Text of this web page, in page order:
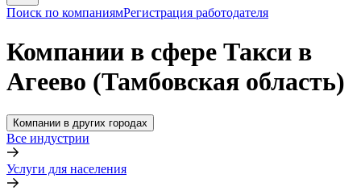
Поиск по компаниямРегистрация работодателя
Компании в сфере Такси в
Агеево (Тамбовская область)
Компании в других городах
Все индустрии
Услуги для населения